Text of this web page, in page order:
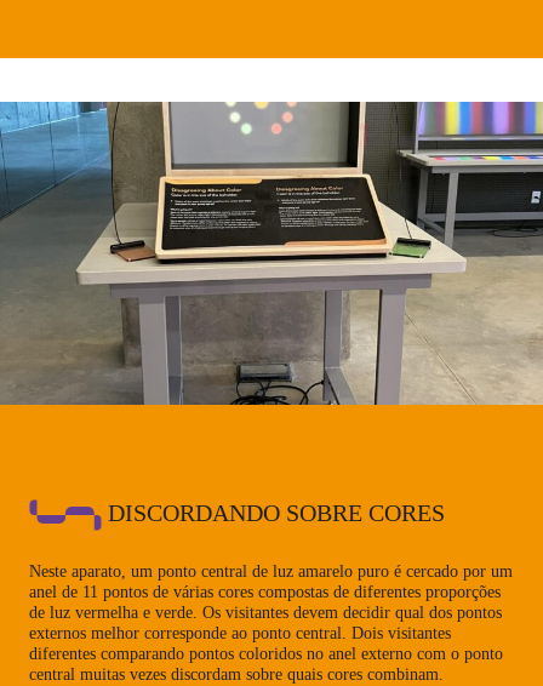
DISCORDANDO SOBRE CORES
Neste aparato, um ponto central de luz amarelo puro é cercado por um
anel de 11 pontos de várias cores compostas de diferentes proporções
de luz vermelha e verde. Os visitantes devem decidir qual dos pontos
externos melhor corresponde ao ponto central. Dois visitantes
diferentes comparando pontos coloridos no anel externo com o ponto
central muitas vezes discordam sobre quais cores combinam.